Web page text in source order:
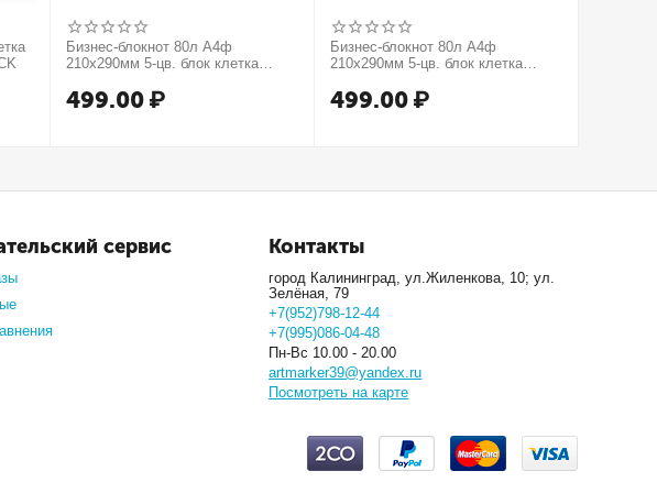
Бизнес-блокнот 80л А4ф
210х290мм 5-цв. блок клетка
МЕТАЛЛИК серия Золото
499.00 ₽
Бизнес-блокнот 80л А4ф
210х290мм 5-цв. блок клетка
серия Серебро
499.00 ₽
сервис Контакты
город Калининград, ул.Жиленкова, 10; ул.
Зелёная, 79
+7(952)798-12-44
+7(995)086-04-48
Пн-Вс 10.00 - 20.00
artmarker39@yandex.ru
Посмотреть на карте